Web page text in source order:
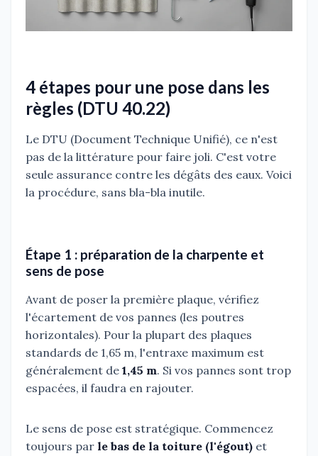
4 étapes pour une pose dans les
règles (DTU 40.22)
Le DTU (Document Technique Unifié), ce n'est
pas de la littérature pour faire joli. C'est votre
seule assurance contre les dégâts des eaux. Voici
la procédure, sans bla-bla inutile.
Étape 1 : préparation de la charpente et
sens de pose
Avant de poser la première plaque, vérifiez
l'écartement de vos pannes (les poutres
horizontales). Pour la plupart des plaques
standards de 1,65 m, l'entraxe maximum est
généralement de 1,45 m. Si vos pannes sont trop
espacées, il faudra en rajouter.
Le sens de pose est stratégique. Commencez
toujours par le bas de la toiture (l'égout) et